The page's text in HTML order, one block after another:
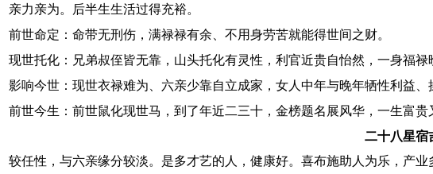
亲力亲为。后半生生活过得充裕。
前世命定：命带无刑伤，满禄禄有余、不用身劳苦就能得世间之财。
现世托化：兄弟叔侄皆无靠，山头托化有灵性，利官近贵自怡然，一身福禄
影响今世：现世衣禄难为、六亲少靠自立成家，女人中年与晚年牺性利益、
前世今生：前世鼠化现世马，到了年近二三十，金榜题名展风华，一生富贵
二十八星宿
较任性，与六亲缘分较淡。是多才艺的人，健康好。喜布施助人为乐，产